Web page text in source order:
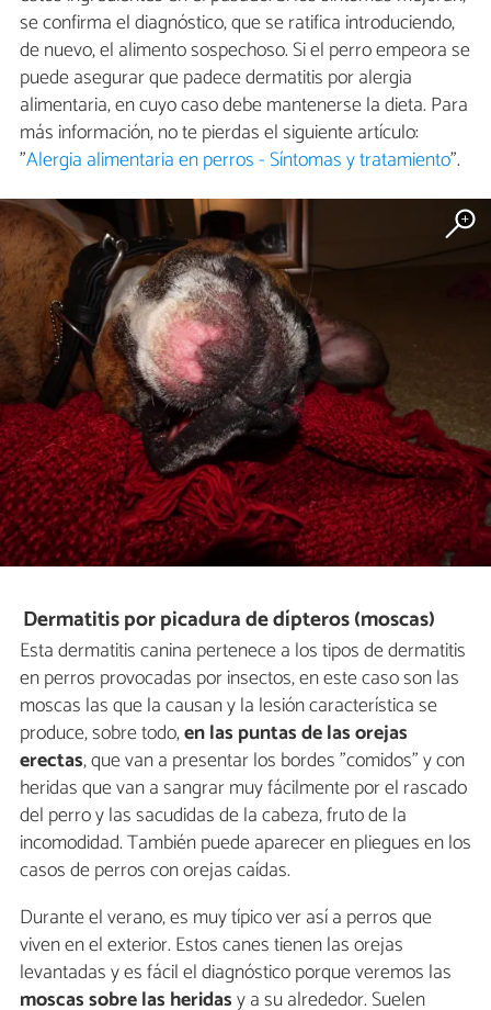
se confirma el diagnóstico, que se ratifica introduciendo,
de nuevo, el alimento sospechoso. Si el perro empeora se
puede asegurar que padece dermatitis por alergia
alimentaria, en cuyo caso debe mantenerse la dieta. Para
más información, no te pierdas el siguiente artículo:
"Alergia alimentaria en perros - Síntomas y tratamiento".
Dermatitis por picadura de dípteros (moscas)
Esta dermatitis canina pertenece a los tipos de dermatitis
en perros provocadas por insectos, en este caso son las
moscas las que la causan y la lesión característica se
produce, sobre todo,en las puntas de las orejas
erectas, que van a presentar los bordes "comidos" y con
heridas que van a sangrar muy fácilmente por el rascado
del perro y las sacudidas de la cabeza, fruto de la
incomodidad. También puede aparecer en pliegues en los
casos de perros con orejas caídas.
Durante el verano, es muy típico ver así a perros que
viven en el exterior. Estos canes tienen las orejas
levantadas y es fácil el diagnóstico porque veremos las
moscas sobre las heridasy a su alrededor. Suelen